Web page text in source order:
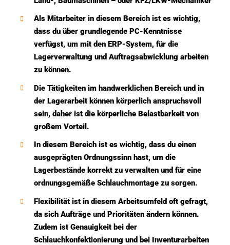
Als Mitarbeiter in diesem Bereich ist es wichtig,
dass du über grundlegende PC-Kenntnisse
verfügst, um mit den ERP-System, für die
Lagerverwaltung und Auftragsabwicklung arbeiten
zu können.
Die Tätigkeiten im handwerklichen Bereich und in
der Lagerarbeit können körperlich anspruchsvoll
sein, daher ist die körperliche Belastbarkeit von
großem Vorteil.
In diesem Bereich ist es wichtig, dass du einen
ausgeprägten Ordnungssinn hast, um die
Lagerbestände korrekt zu verwalten und für eine
ordnungsgemäße Schlauchmontage zu sorgen.
Flexibilität ist in diesem Arbeitsumfeld oft gefragt,
da sich Aufträge und Prioritäten ändern können.
Zudem ist Genauigkeit bei der
Schlauchkonfektionierung und bei Inventurarbeiten